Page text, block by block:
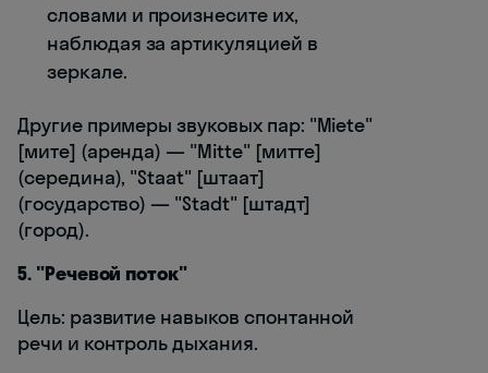
словами и произнесите их,
наблюдая за артикуляцией в
зеркале.
Другие примеры звуковых пар: "Miete"
[мите] (аренда) — "Mitte" [митте]
(середина), "Staat" [штаат]
(государство) — "Stadt" [штадт]
(город).
5. "Речевой поток"
Цель: развитие навыков спонтанной
речи и контроль дыхания.